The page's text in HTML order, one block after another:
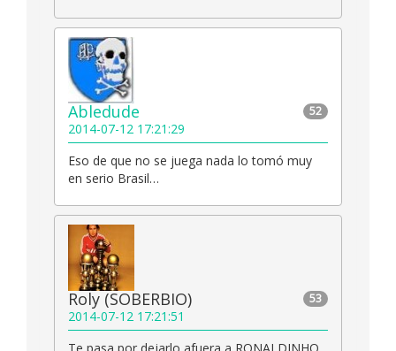
52
Abledude
2014-07-12 17:21:29
Eso de que no se juega nada lo tomó muy
en serio Brasil…
53
Roly (SOBERBIO)
2014-07-12 17:21:51
Te pasa por dejarlo afuera a RONALDINHO